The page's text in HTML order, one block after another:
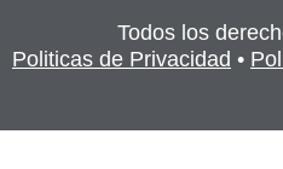
Todos los
Politicas de Privacidad •
necesarias
para que
funcione la